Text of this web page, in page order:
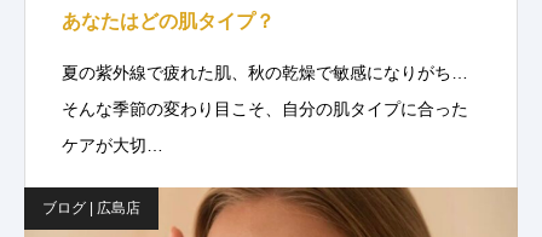
あなたはどの肌タイプ？
夏の紫外線で疲れた肌、秋の乾燥で敏感になりがち…
そんな季節の変わり目こそ、自分の肌タイプに合った
ケアが大切…
ブログ | 広島店